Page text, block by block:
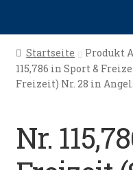
Start
Angellinks
Angelvideos
Startseite Produkt
115,786 in Sport &
Freizeit) Nr. 28 in
Nr.